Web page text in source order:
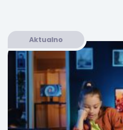
Aktualno